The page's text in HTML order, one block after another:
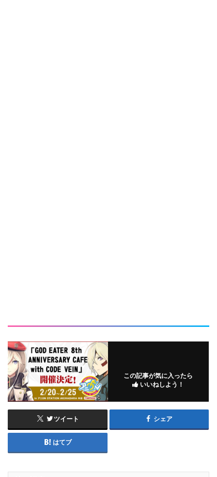
この記事が気に入ったら
いいねしよう！
ツイート シェア
はてブ